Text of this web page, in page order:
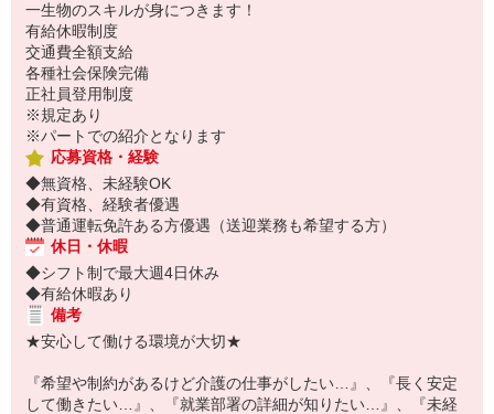
一生物のスキルが身につきます！
有給休暇制度
交通費全額支給
各種社会保険完備
正社員登用制度
※規定あり
※パートでの紹介となります
応募資格・経験
◆無資格、未経験OK
◆有資格、経験者優遇
◆普通運転免許ある方優遇（送迎業務も希望する方）
休日・休暇
◆シフト制で最大週4日休み
◆有給休暇あり
備考
★安心して働ける環境が大切★
『希望や制約があるけど介護の仕事がしたい…』、『長く安定
して働きたい…』、『就業部署の詳細が知りたい…』、『未経